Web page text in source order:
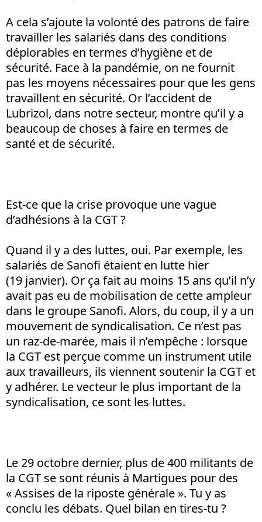
A cela s’ajoute la volonté des patrons de faire
travailler les salariés dans des conditions
déplorables en termes d’hygiène et de
sécurité. Face à la pandémie, on ne fournit
pas les moyens nécessaires pour que les gens
travaillent en sécurité. Or l’accident de
Lubrizol, dans notre secteur, montre qu’il y a
beaucoup de choses à faire en termes de
santé et de sécurité.
Est-ce que la crise provoque une vague
d’adhésions à la CGT ?
Quand il y a des luttes, oui. Par exemple, les
salariés de Sanofi étaient en lutte hier
(19 janvier). Or ça fait au moins 15 ans qu’il n’y
avait pas eu de mobilisation de cette ampleur
dans le groupe Sanofi. Alors, du coup, il y a un
mouvement de syndicalisation. Ce n’est pas
un raz-de-marée, mais il n’empêche : lorsque
la CGT est perçue comme un instrument utile
aux travailleurs, ils viennent soutenir la CGT et
y adhérer. Le vecteur le plus important de la
syndicalisation, ce sont les luttes.
Le 29 octobre dernier, plus de 400 militants de
la CGT se sont réunis à Martigues pour des
« Assises de la riposte générale ». Tu y as
conclu les débats. Quel bilan en tires-tu ?